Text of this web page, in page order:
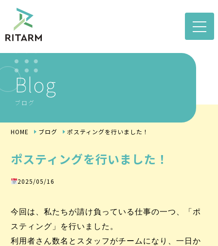
toggle
Blog
ブログ
HOME ブログ ポスティングを行いました！
ポスティングを行いました！
2025/05/16
今回は、私たちが請け負っている仕事の一つ、「ポ
スティング」を行いました。
利用者さん数名とスタッフがチームになり、一日か